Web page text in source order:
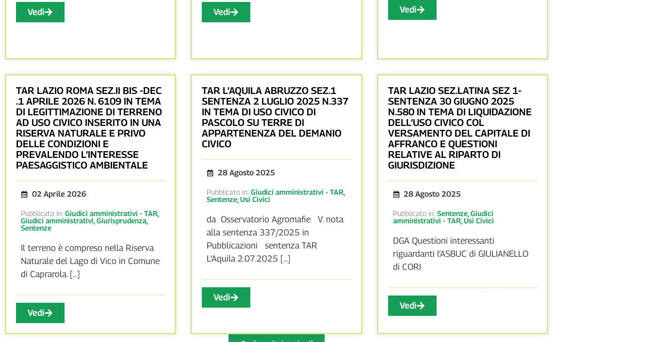
Vedi Vedi Vedi
TAR LAZIO ROMA SEZ.II BIS -DEC
.1 APRILE 2026 N. 6109 IN TEMA
DI LEGITTIMAZIONE DI TERRENO
AD USO CIVICO INSERITO IN UNA
RISERVA NATURALE E PRIVO
DELLE CONDIZIONI E
PREVALENDO L’INTERESSE
PAESAGGISTICO AMBIENTALE
02 Aprile 2026
Pubblicato in: Giudici amministrativi - TAR,
Giudici amministrativi, Giurisprudenza,
Sentenze
Il terreno è compreso nella Riserva
Naturale del Lago di Vico in Comune
di Caprarola. [...]
Vedi
TAR L’AQUILA ABRUZZO SEZ.1
SENTENZA 2 LUGLIO 2025 N.337
IN TEMA DI USO CIVICO DI
PASCOLO SU TERRE DI
APPARTENENZA DEL DEMANIO
CIVICO
28 Agosto 2025
Pubblicato in:Giudici amministrativi - TAR,
Sentenze,Usi Civici
da Osservatorio Agromafie V. nota
alla sentenza 337/2025 in
Pubblicazioni sentenza TAR
L’Aquila 2.07.2025 [...]
Vedi
TAR LAZIO SEZ.LATINA SEZ 1-
SENTENZA 30 GIUGNO 2025
N.580 IN TEMA DI LIQUIDAZIONE
DELL’USO CIVICO COL
VERSAMENTO DEL CAPITALE DI
AFFRANCO E QUESTIONI
RELATIVE AL RIPARTO DI
GIURISDIZIONE
28 Agosto 2025
Pubblicato in: Sentenze, Giudici
amministrativi - TAR, Usi Civici
DGA Questioni interessanti
riguardanti l’ASBUC di GIULIANELLO
di CORI
Vedi